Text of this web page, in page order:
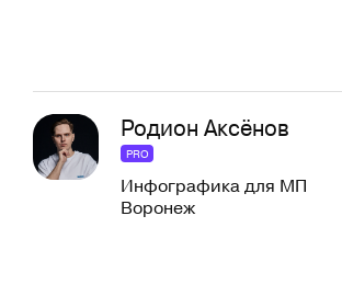
Родион Аксёнов
PRO
Инфографика для МП
Воронеж